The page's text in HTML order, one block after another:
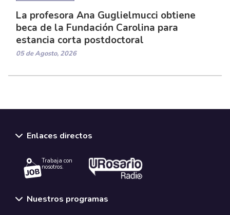
La profesora Ana Guglielmucci obtiene
beca de la Fundación Carolina para
estancia corta postdoctoral
05 de Agosto, 2026
Enlaces directos
Trabaja con
nosotros.
Nuestros programas